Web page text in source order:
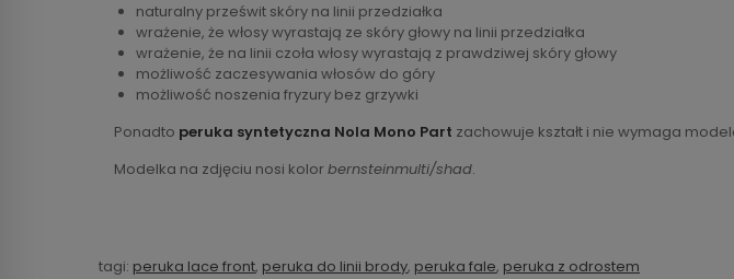
naturalny prześwit skóry na linii przedziałka
wrażenie, że włosy wyrastają ze skóry głowy na linii przedziałka
wrażenie, że na linii czoła włosy wyrastają z prawdziwej skóry głowy
możliwość zaczesywania włosów do góry
możliwość noszenia fryzury bez grzywki
Ponadto peruka syntetyczna Nola Mono Part zachowuje kształt i nie wymaga
Modelka na zdjęciu nosi kolor bernsteinmulti/shad.
tagi: peruka lace front, peruka do linii brody, peruka fale, peruka z odrostem